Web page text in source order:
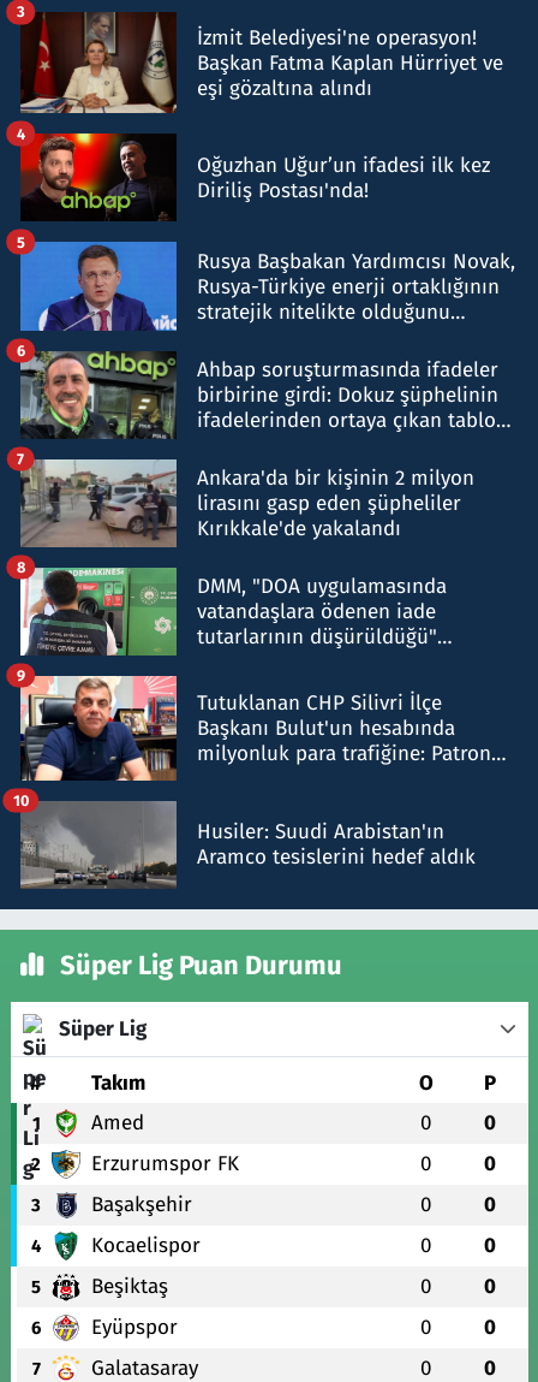
İzmit Belediyesi'ne operasyon!
Başkan Fatma Kaplan Hürriyet ve
eşi gözaltına alındı
3
Oğuzhan Uğur’un ifadesi ilk kez
Diriliş Postası'nda!
4
Rusya Başbakan Yardımcısı Novak,
Rusya-Türkiye enerji ortaklığının
stratejik nitelikte olduğunu
5
Ahbap soruşturmasında ifadeler
birbirine girdi: Dokuz şüphelinin
ifadelerinden ortaya çıkan tablo
6
Ankara'da bir kişinin 2 milyon
lirasını gasp eden şüpheliler
Kırıkkale'de yakalandı
7
DMM, "DOA uygulamasında
vatandaşlara ödenen iade
tutarlarının düşürüldüğü"
8
Tutuklanan CHP Silivri İlçe
Başkanı Bulut'un hesabında
milyonluk para trafiğine: Patron
9
Husiler: Suudi Arabistan'ın
Aramco tesislerini hedef aldık
10
Süper Lig Puan Durumu
Süper Lig
# Takım O P
1 Amed 0 0
2 Erzurumspor FK 0 0
3 Başakşehir 0 0
4 Kocaelispor 0 0
5 Beşiktaş 0 0
6 Eyüpspor 0 0
7 Galatasaray 0 0